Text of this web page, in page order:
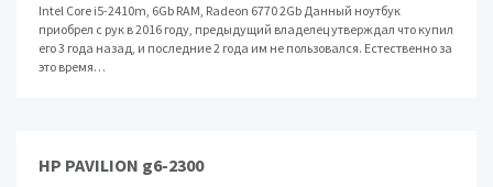
Intel Core i5-2410m, 6Gb RAM, Radeon 6770 2Gb Данный ноутбук
приобрел с рук в 2016 году, предыдущий владелец утверждал что купил
его 3 года назад, и последние 2 года им не пользовался. Естественно за
это время…
HP PAVILION g6-2300